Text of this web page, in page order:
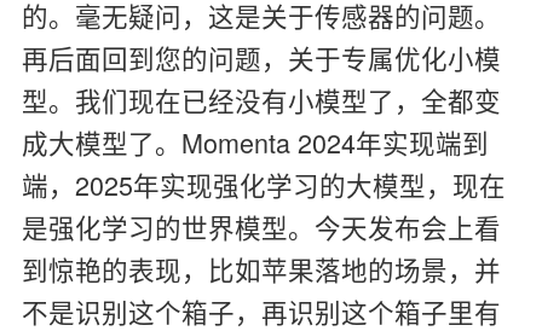
的。毫无疑问，这是关于传感器的问题。
再后面回到您的问题，关于专属优化小模
型。我们现在已经没有小模型了，全都变
成大模型了。Momenta 2024年实现端到
端，2025年实现强化学习的大模型，现在
是强化学习的世界模型。今天发布会上看
到惊艳的表现，比如苹果落地的场景，并
不是识别这个箱子，再识别这个箱子里有